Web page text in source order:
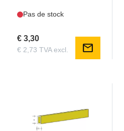
Pas de stock
€ 3,30
€ 2,73 TVA excl. mail